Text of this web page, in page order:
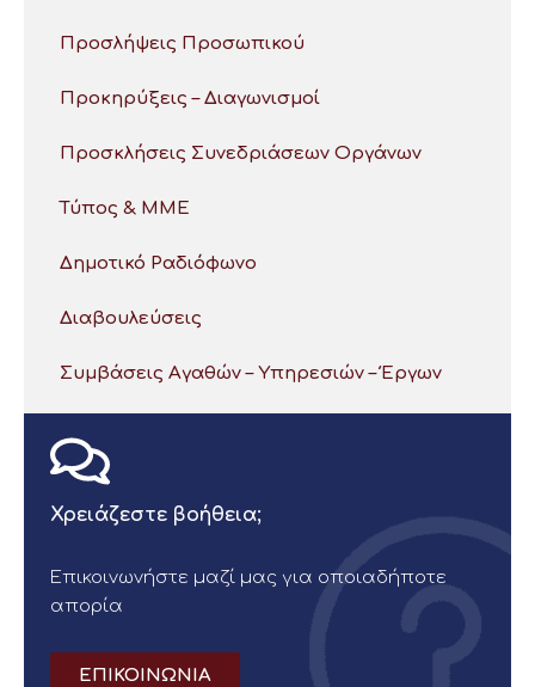
Προσλήψεις Προσωπικού
Προκηρύξεις – Διαγωνισμοί
Προσκλήσεις Συνεδριάσεων Οργάνων
Τύπος & ΜΜΕ
Δημοτικό Ραδιόφωνο
Διαβουλεύσεις
Συμβάσεις Αγαθών – Υπηρεσιών – Έργων
Χρειάζεστε βοήθεια;
Επικοινωνήστε μαζί μας για οποιαδήποτε
απορία
ΕΠΙΚΟΙΝΩΝΙΑ